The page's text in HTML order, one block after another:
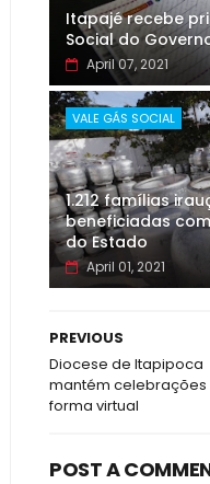
Itapajé recebe
Social do
April 07, 2021
VALE GÁS SOCIAL
1.212 famílias
beneficiadas
do Estado
April 01, 2021
PREVIOUS
Diocese de Itapipoca
mantém celebrações
forma virtual
POST A